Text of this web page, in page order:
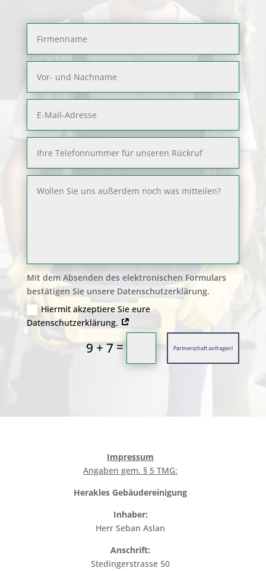
Mit dem Absenden des elektronischen Formulars
bestätigen Sie unsere Datenschutzerklärung.
Hiermit akzeptiere Sie eure
Datenschutzerklärung.
9 + 7= Partnerschaft anfragen!
Impressum
Angaben gem. § 5 TMG:
Herakles Gebäudereinigung
Inhaber:
Herr Seban Aslan
Anschrift:
Stedingerstrasse 50